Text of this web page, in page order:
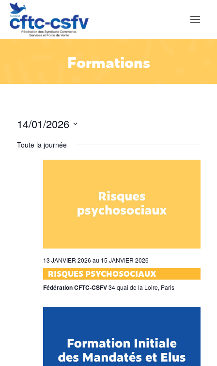
Formations
14/01/2026
une
Toute la journée
13 JANVIER 2026 au 15 JANVIER 2026
RISQUES PSYCHOSOCIAUX
Fédération CFTC-CSFV34 quai de la Loire, Paris